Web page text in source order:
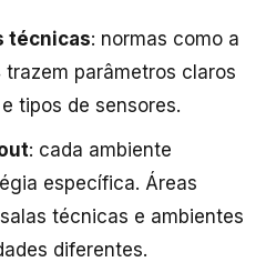
técnicas: normas como a
trazem parâmetros claros
tipos de sensores.
: cada ambiente
específica. Áreas
técnicas e ambientes
diferentes.